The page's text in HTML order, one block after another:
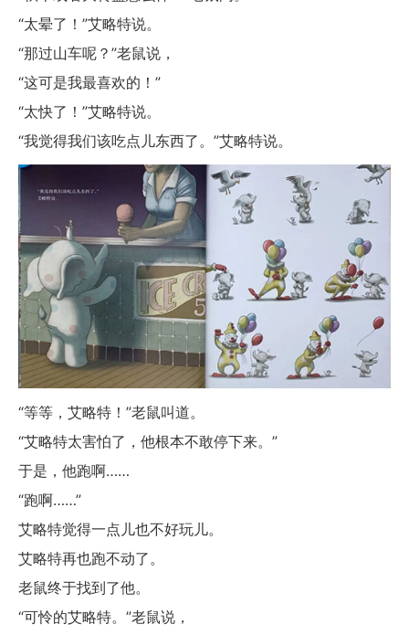
“太晕了！”艾略特说。
“那过山车呢？”老鼠说，
“这可是我最喜欢的！”
“太快了！”艾略特说。
“我觉得我们该吃点儿东西了。”艾略特说。
“等等，艾略特！”老鼠叫道。
“艾略特太害怕了，他根本不敢停下来。”
于是，他跑啊……
“跑啊……”
艾略特觉得一点儿也不好玩儿。
艾略特再也跑不动了。
老鼠终于找到了他。
“可怜的艾略特。”老鼠说，